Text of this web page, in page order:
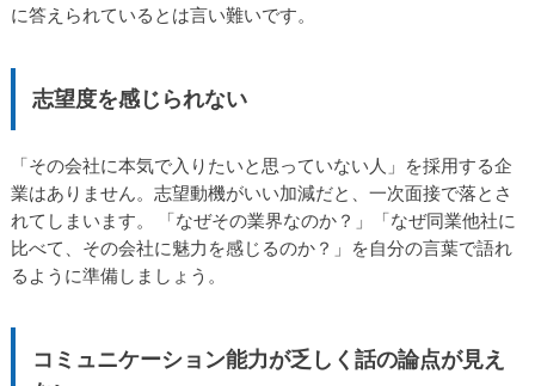
に答えられているとは言い難いです。
志望度を感じられない
「その会社に本気で入りたいと思っていない人」を採用する企
業はありません。志望動機がいい加減だと、一次面接で落とさ
れてしまいます。 「なぜその業界なのか？」「なぜ同業他社に
比べて、その会社に魅力を感じるのか？」を自分の言葉で語れ
るように準備しましょう。
コミュニケーション能力が乏しく話の論点が見え